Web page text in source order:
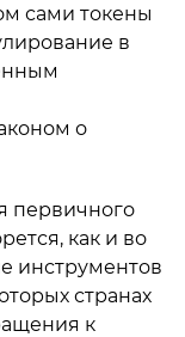
сами токены
в
о
первичного
как и во
инструментов
странах
к